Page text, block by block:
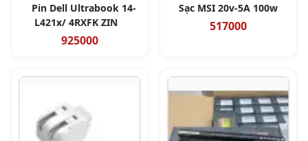
Pin Dell Ultrabook 14-
L421x/ 4RXFK ZIN
925000
Sạc MSI 20v-5A 100w
517000